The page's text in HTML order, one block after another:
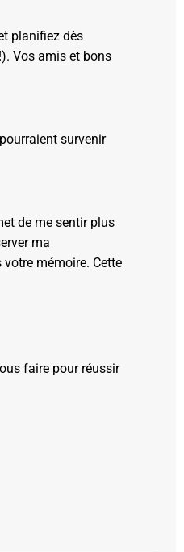
planifiez dès
Vos amis et bons
survenir
de me sentir plus
ma
mémoire. Cette
faire pour réussir